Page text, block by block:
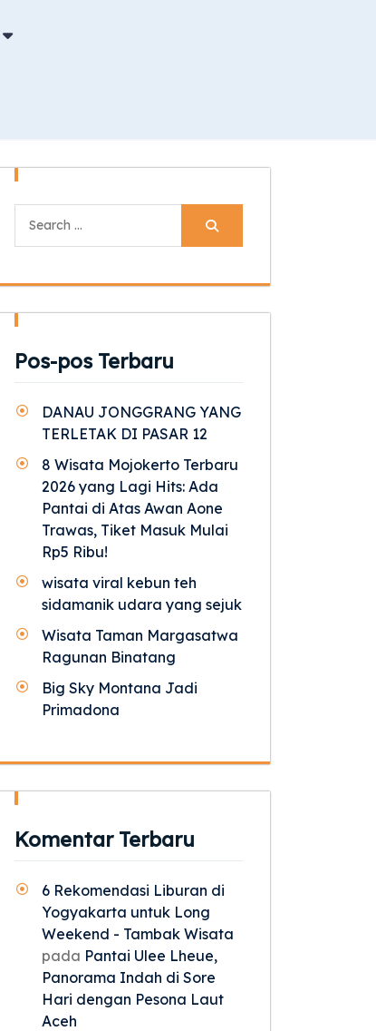
Pos-pos Terbaru
DANAU JONGGRANG YANG
TERLETAK DI PASAR 12
8 Wisata Mojokerto Terbaru
2026 yang Lagi Hits: Ada
Pantai di Atas Awan Aone
Trawas, Tiket Masuk Mulai
Rp5 Ribu!
wisata viral kebun teh
sidamanik udara yang sejuk
Wisata Taman Margasatwa
Ragunan Binatang
Big Sky Montana Jadi
Primadona
Komentar Terbaru
6 Rekomendasi Liburan di
Yogyakarta untuk Long
Weekend - Tambak Wisata
pada Pantai Ulee Lheue,
Panorama Indah di Sore
Hari dengan Pesona Laut
Aceh